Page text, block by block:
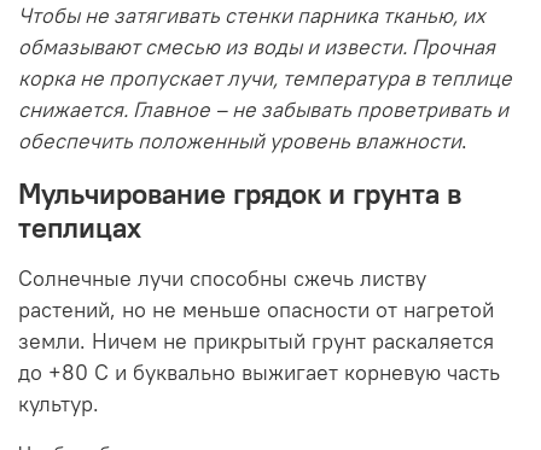
Чтобы не затягивать стенки парника тканью, их
обмазывают смесью из воды и извести. Прочная
корка не пропускает лучи, температура в теплице
снижается. Главное – не забывать проветривать и
обеспечить положенный уровень влажности.
Мульчирование грядок и грунта в
теплицах
Солнечные лучи способны сжечь листву
растений, но не меньше опасности от нагретой
земли. Ничем не прикрытый грунт раскаляется
до +80 С и буквально выжигает корневую часть
культур.